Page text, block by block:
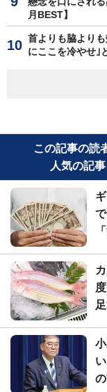
月BEST】
首よりも脇より
にここを冷やせ｣
この記事の読
人気の記事